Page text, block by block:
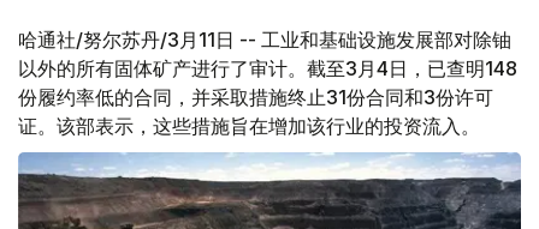
哈通社/努尔苏丹/3月11日 -- 工业和基础设施发展部对除铀
以外的所有固体矿产进行了审计。截至3月4日，已查明148
份履约率低的合同，并采取措施终止31份合同和3份许可
证。该部表示，这些措施旨在增加该行业的投资流入。